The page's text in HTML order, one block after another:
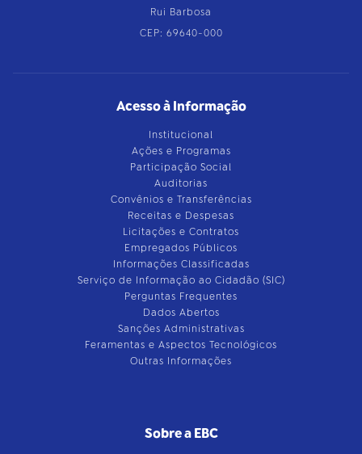
Rui Barbosa
CEP: 69640-000
Acesso à Informação
Institucional
Ações e Programas
Participação Social
Auditorias
Convênios e Transferências
Receitas e Despesas
Licitações e Contratos
Empregados Públicos
Informações Classificadas
Serviço de Informação ao Cidadão (SIC)
Perguntas Frequentes
Dados Abertos
Sanções Administrativas
Feramentas e Aspectos Tecnológicos
Outras Informações
Sobre a EBC